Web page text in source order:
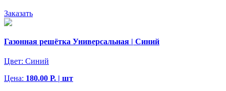
Заказать
Газонная решётка Универсальная | Синий
Цвет: Синий
Цена: 180.00 Р. | шт